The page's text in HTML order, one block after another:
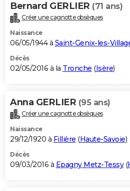
Bernard GERLIER (71 ans)
Créer une cagnotte obsèques
Naissance
06/05/1944 à Saint-Genix-les-
Décès
02/05/2016 à la Tronche (Isère)
Anna GERLIER (95 ans)
Créer une cagnotte obsèques
Naissance
29/12/1920 à Fillière (Haute-Savoie)
Décès
09/03/2016 à Epagny Metz-Tessy(